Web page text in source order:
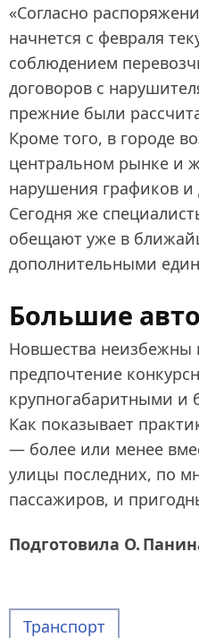
«Согласно
начнется с февраля
соблюдением
договоров с
прежние были
Кроме того, в городе
центральном рынке и
нарушения графиков
Сегодня же
обещают уже в
дополнительными
Большие
Новшества неизбежны
предпочтение
крупногабаритными и
Как показывает
— более или менее
улицы последних, по
пассажиров, и
Подготовила О.
Транспорт